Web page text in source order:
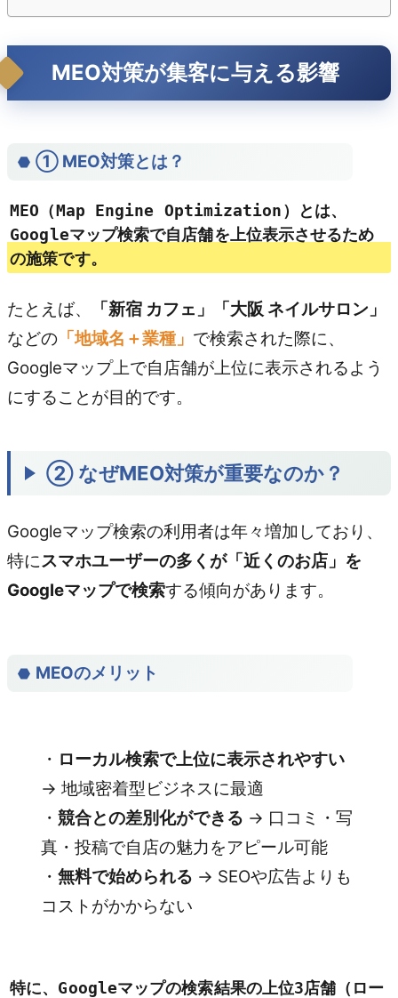
MEO対策が集客に与える影響
① MEO対策とは？
MEO（Map Engine Optimization）とは、
Googleマップ検索で自店舗を上位表示させるため
の施策です。
たとえば、
「新宿 カフェ」「大阪 ネイルサロン」
などの 「地域名＋業種」 で検索された際に、
Googleマップ上で自店舗が上位に表示されるよう
にすることが目的です。
② なぜMEO対策が重要なのか？
Googleマップ検索の利用者は年々増加しており、
特にスマホユーザーの多くが「近くのお店」を
Googleマップで検索する傾向があります。
MEOのメリット
・ ローカル検索で上位に表示されやすい
→ 地域密着型ビジネスに最適
・競合との差別化ができる → 口コミ・写
真・投稿で自店の魅力をアピール可能
・無料で始められる → SEOや広告よりも
コストがかからない
特に、Googleマップの検索結果の上位3店舗（ロー